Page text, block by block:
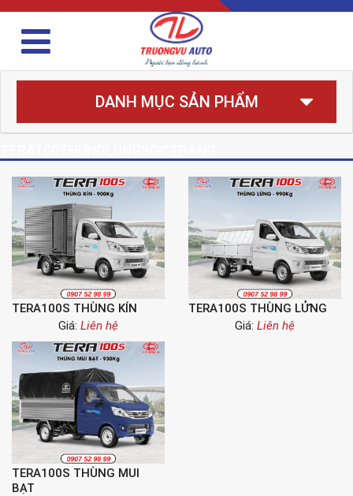
DANH MỤC SẢN PHẨM
TERA100S THÙNG KÍN
Giá: Liên hệ
TERA100S THÙNG LỬNG
Giá: Liên hệ
TERA100S THÙNG MUI
BẠT